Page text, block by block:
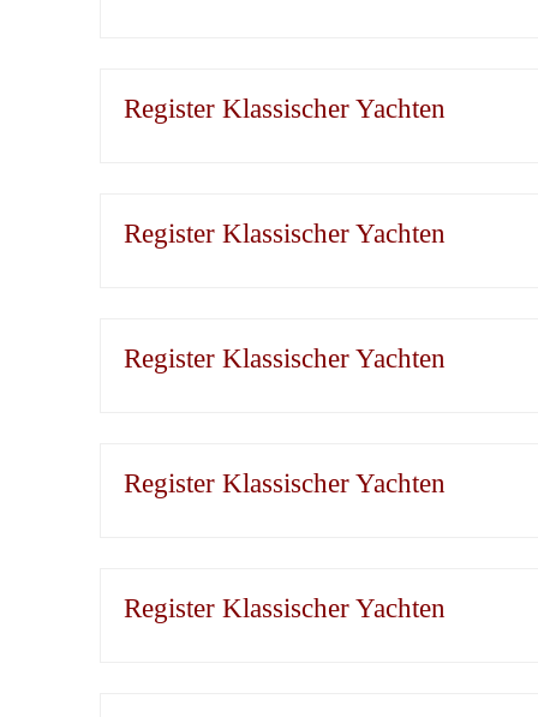
Register Klassischer Yachten
Register Klassischer Yachten
Register Klassischer Yachten
Register Klassischer Yachten
Register Klassischer Yachten